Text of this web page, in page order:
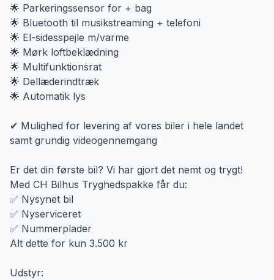
🌟 Parkeringssensor for + bag
🌟 Bluetooth til musikstreaming + telefoni
🌟 El-sidesspejle m/varme
🌟 Mørk loftbeklædning
🌟 Multifunktionsrat
🌟 Dellæderindtræk
🌟 Automatik lys
✔ Mulighed for levering af vores biler i hele landet
samt grundig videogennemgang
Er det din første bil? Vi har gjort det nemt og trygt!
Med CH Bilhus Tryghedspakke får du:
✅ Nysynet bil
✅ Nyserviceret
✅ Nummerplader
Alt dette for kun 3.500 kr
Udstyr: